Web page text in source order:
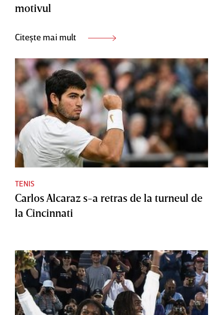
motivul
Citește mai mult
TENIS
Carlos Alcaraz s-a retras de la turneul de
la Cincinnati